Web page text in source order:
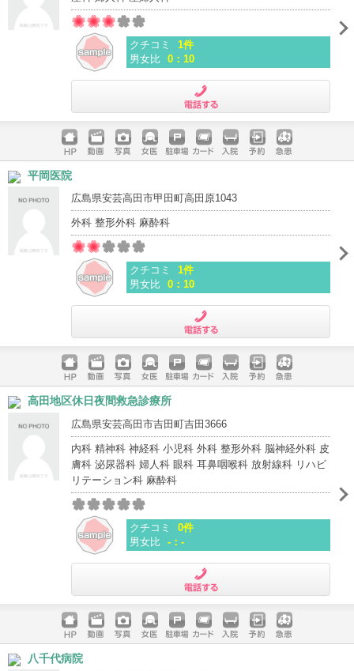
クチコミ
1件
男女比 0：10
ホームペ
ージ
動画 写真 女医 駐車場
クレジッ
入院 予約 急患
平岡医院
広島県安芸高田市甲田町高田原1043
外科 整形外科 麻酔科
クチコミ
1件
男女比 0：10
ホームペ
ージ
動画 写真 女医 駐車場
クレジッ
入院 予約 急患
高田地区休日夜間救急診療所
広島県安芸高田市吉田町吉田3666
内科 精神科 神経科 小児科 外科 整形外科 脳神経外科 皮
膚科 泌尿器科 婦人科 眼科 耳鼻咽喉科 放射線科 リハビ
リテーション科 麻酔科
クチコミ
0件
男女比 -：-
ホームペ
ージ
動画 写真 女医 駐車場
クレジッ
入院 予約 急患
八千代病院